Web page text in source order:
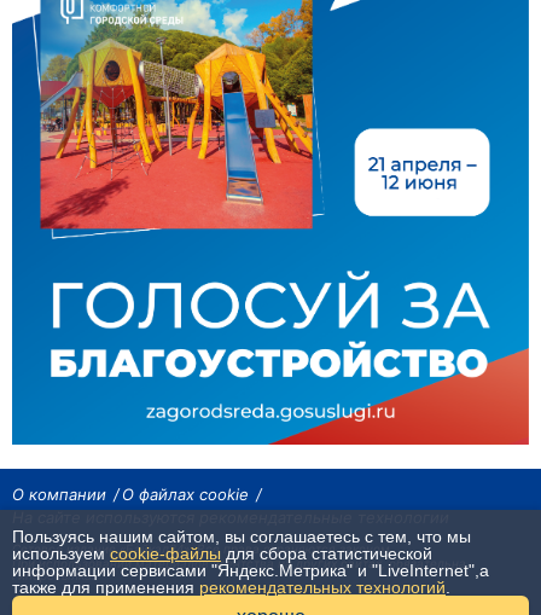
О компании
О файлах cookie
Сетевое издание «Байкал24». Все права охраняются законом.
При использовании материалов агентства на других сайтах, обязательна
гиперссылка.
Пользуясь нашим сайтом, вы соглашаетесь с тем, что мы
используем cookie-файлы для сбора статистической
информации сервисами "Яндекс.Метрика" и "LiveInternet",а
также для применения рекомендательных технологий